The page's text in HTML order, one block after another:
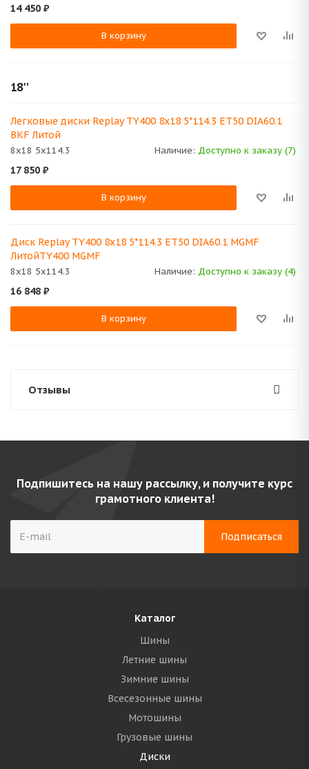
14 450 ₽
В корзину
18''
Легковые диски Replay TY400 8x18 5*114.3 ET50 DIA60.1
BKF Литой
8x18 5x114.3 Наличие: Доступно к заказу (7)
17 850 ₽
В корзину
Диск Replay TY400 8x18 5*114.3 ET50 DIA60.1 MGMF
ЛитойTY400 MGMF
8x18 5x114.3 Наличие: Доступно к заказу (4)
16 848 ₽
В корзину
Отзывы
Подпишитесь на нашу рассылку, и получите курс
грамотного клиента!
Каталог
Шины
Летние шины
Зимние шины
Всесезонные шины
Мотошины
Грузовые шины
Диски